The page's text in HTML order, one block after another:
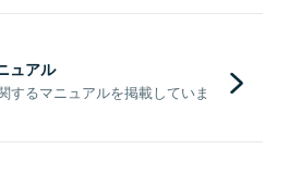
ュアル
するマニュアルを掲載していま